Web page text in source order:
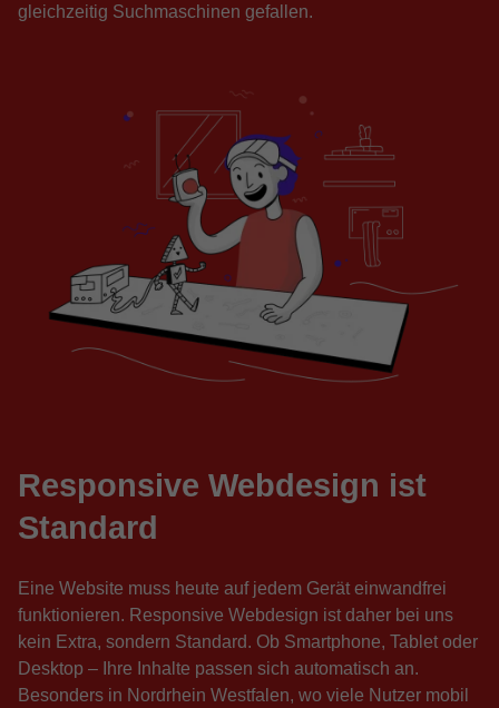
gleichzeitig Suchmaschinen gefallen.
Responsive Webdesign ist
Standard
Eine Website muss heute auf jedem Gerät einwandfrei
funktionieren. Responsive Webdesign ist daher bei uns
kein Extra, sondern Standard. Ob Smartphone, Tablet oder
Desktop – Ihre Inhalte passen sich automatisch an.
Besonders in Nordrhein Westfalen, wo viele Nutzer mobil